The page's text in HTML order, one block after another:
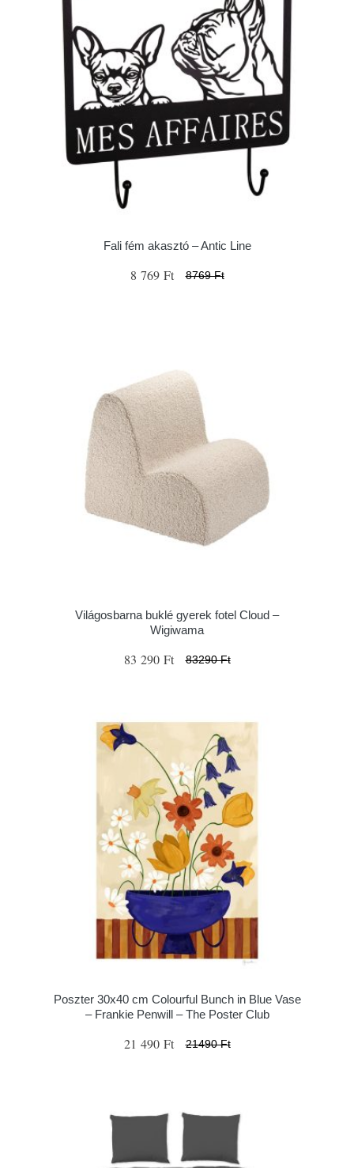
Fali fém akasztó – Antic Line
8 769 Ft 8769 Ft
Világosbarna buklé gyerek fotel Cloud –
Wigiwama
83 290 Ft 83290 Ft
Poszter 30x40 cm Colourful Bunch in Blue Vase
– Frankie Penwill – The Poster Club
21 490 Ft 21490 Ft